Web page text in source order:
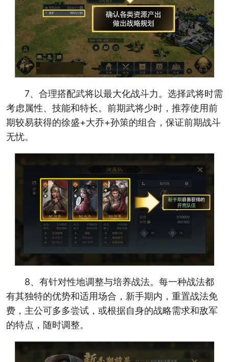
7、合理搭配武将以最大化战斗力。选择武将时需
考虑属性、技能和特长。前期武将少时，推荐使用前
期较易获得的徐盛+大乔+孙策的组合，保证前期战斗
无忧。
8、有针对性地调整与培养战法。每一种战法都
有其独特的优势和适用场合，新手期内，重置战法免
费，主公可多多尝试，或根据自身的战略需求和敌军
的特点，随时调整。